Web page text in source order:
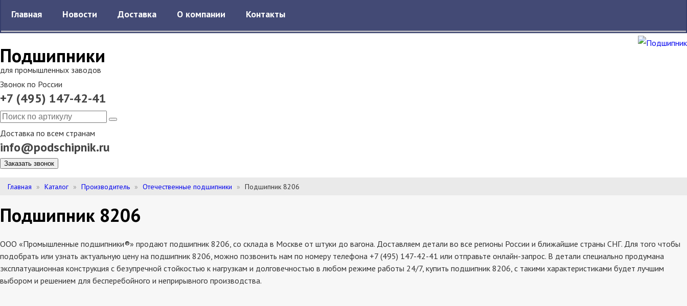
Подшипники
для промышленных заводов
Звонок по России
+7 (495) 147-42-41
Доставка по всем странам
info@podschipnik.ru
Заказать звонок
Главная Новости Доставка О компании Контакты
Главная Каталог Производитель Отечественные подшипники Подшипник 8206
Подшипник 8206
ООО «Промышленные подшипники®» продают подшипник 8206, со склада в Москве от штуки до вагона. Доставляем детали во все регионы России и ближайшие страны СНГ. Для того чтобы
подобрать или узнать актуальную цену на подшипник 8206, можно позвонить нам по номеру телефона +7 (495) 147-42-41 или отправьте онлайн-запрос. В детали специально продумана
эксплатуационная конструкция с безупречной стойкостью к нагрузкам и долговечностью в любом режиме работы 24/7, купить подшипник 8206, с такими характеристиками будет лучшим
выбором и решением для бесперебойного и неприрывного производства.